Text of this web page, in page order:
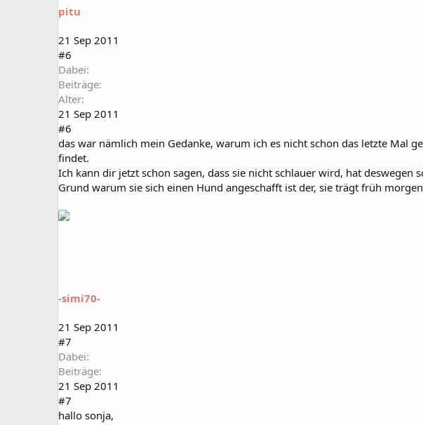
pitu
21 Sep 2011
#6
Dabei
Beiträge
Alter
21 Sep 2011
#6
das war nämlich mein Gedanke, warum ich es nicht schon das letzte Mal
findet.
Ich kann dir jetzt schon sagen, dass sie nicht schlauer wird, hat
Grund warum sie sich einen Hund angeschafft ist der, sie trägt früh
-simi70-
21 Sep 2011
#7
Dabei
Beiträge
21 Sep 2011
#7
hallo sonja,